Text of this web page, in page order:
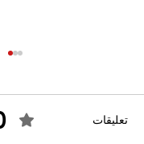
تعليقات